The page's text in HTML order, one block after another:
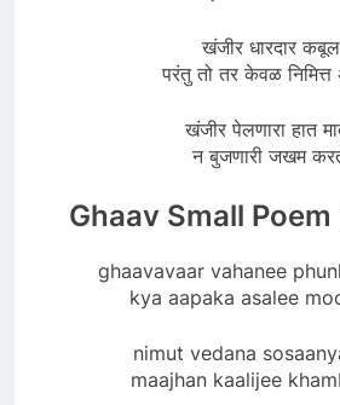
खंजीर धारदार कबूल
परंतु तो तर केवळ
खंजीर पेलणारा हात
न बुजणारी जखम
Ghaav Small
ghaavavaar vahanee
kya aapaka asalee
nimut vedana
maajhan kaalijee